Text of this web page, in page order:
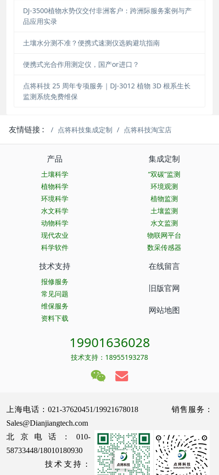
DJ-3500植物水势仪交付非洲客户：跨洲际服务案例与产
品应用实录
土壤水分测不准？便携式速测仪选购避坑指南
便携式光合作用测定仪，国产or进口？
点将科技 25 周年专项服务｜DJ-3012 植物 3D 根系生长
监测系统免费维保
友情链接 : 点将科技集成定制 点将科技淘宝店
产品
土壤科学
植物科学
环境科学
水文科学
动物科学
现代农业
科学软件
集成定制
“双碳”监测
环境观测
植物监测
土壤监测
水文监测
物联网平台
数采传感器
技术支持
报修服务
常见问题
维保服务
资料下载
在线留言
旧版官网
网站地图
19901636028
技术支持：18955193278
上海电话：021-37620451/19921678018 销售服务：
Sales@Dianjiangtech.com
北京电话：010-
58733448/18010180930
技术支持：